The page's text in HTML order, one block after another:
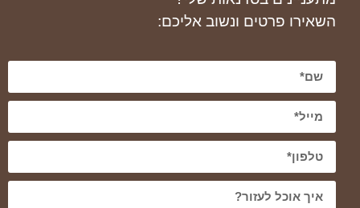
השאירו פרטים ונשוב אליכם: